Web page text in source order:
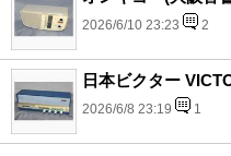
2026/6/10 23:23 2
日本ビクター
2026/6/8 23:19 1